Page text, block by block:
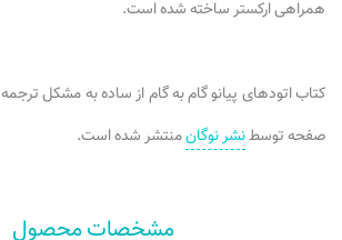
همراهی ارکستر ساخته شده است.
کتاب اتودهای پیانو گام به گام از ساده به مشکل ترجمه
صفحه توسطنشر نوگانمنتشر شده است.
مشخصات محصول